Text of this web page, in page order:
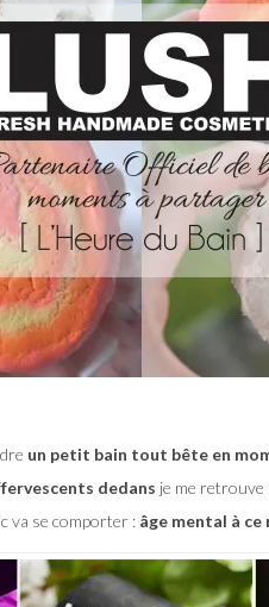
un petit bain tout bête en
dedans je me retrouve
va se comporter : âge mental à ce